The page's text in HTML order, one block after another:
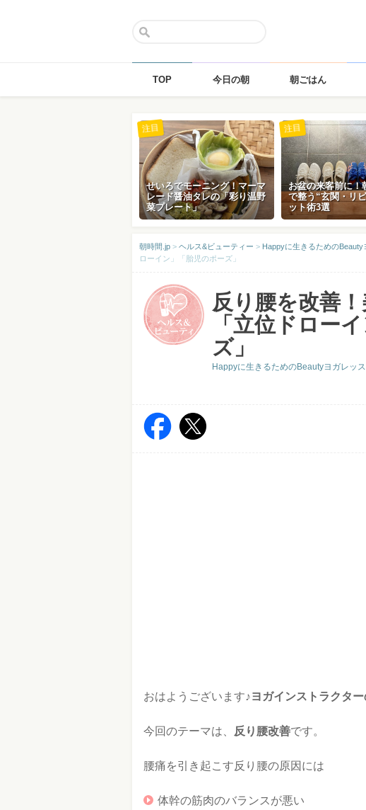
TOP 今日の朝 朝ごはん
せいろでモーニング！マーマ
レード醤油タレの「彩り温野
菜プレート」
注目
お盆の来客前に！
で整う“玄関・リ
ット術3選
注目
朝時間.jp > ヘルス&ビューティー > Happyに生きるためのBeauty
ローイン」「胎児のポーズ」
反り腰を改善
「立位ドロー
ズ」
Happyに生きるためのBeautyヨガレッ
おはようございます♪ヨガインストラクタ
今回のテーマは、 反り腰改善です。
腰痛を引き起こす反り腰の原因には
体幹の筋肉のバランスが悪い